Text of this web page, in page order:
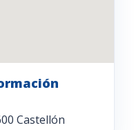
Castellón